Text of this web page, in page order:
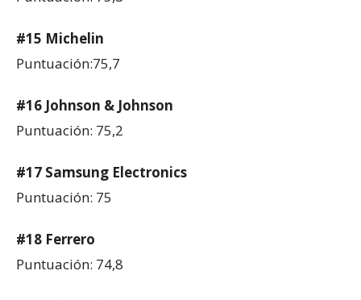
#15 Michelin
Puntuación:75,7
#16 Johnson & Johnson
Puntuación: 75,2
#17 Samsung Electronics
Puntuación: 75
#18 Ferrero
Puntuación: 74,8